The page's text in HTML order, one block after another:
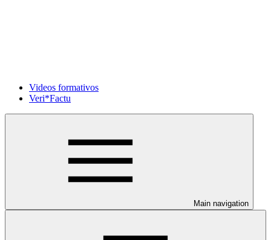
Videos formativos
Veri*Factu
Main navigation